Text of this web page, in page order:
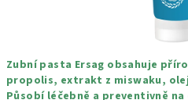
Zubní pasta Ersag obsahuje
propolis, extrakt z miswaku,
Působí léčebně a preventivně